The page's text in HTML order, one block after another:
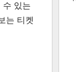
수 있는
는 티켓